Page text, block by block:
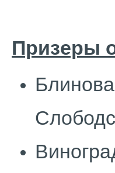
Призеры